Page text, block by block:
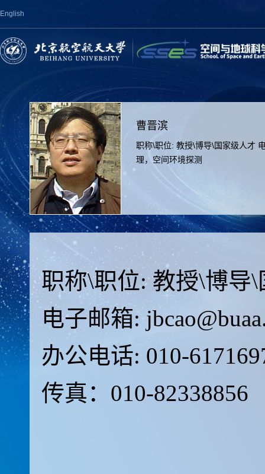
English
曹晋滨
职称\职位: 教授\博导\国家级人才
理，空间环境探测
职称\职位: 教授\博导
电子邮箱:
办公电话: 010-
传真：010-82338856